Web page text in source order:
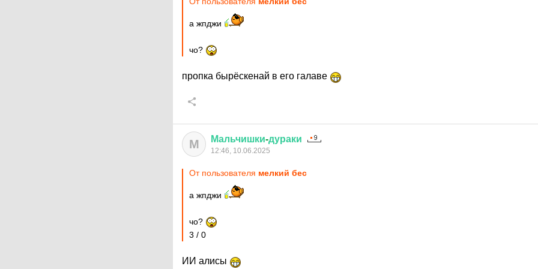
а жпджи
чо?
пропка бырёскенай в его галаве
М Мальчишки-дураки
12:46, 10.06.2025
От пользователя мелкий бес
а жпджи
чо?
3 / 0
ИИ алисы